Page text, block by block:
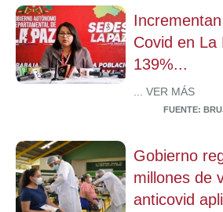
Covid en La
139%...
... VER MÁS
FUENTE:
Gobierno
millones de
anticovid